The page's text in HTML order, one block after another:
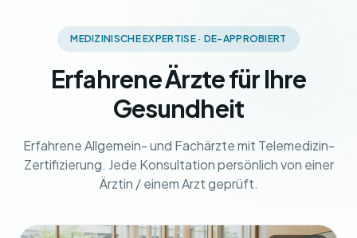
MEDIZINISCHE EXPERTISE · DE-APPROBIERT
Erfahrene Ärzte für Ihre
Gesundheit
Erfahrene Allgemein- und Fachärzte mit Telemedizin-
Zertifizierung. Jede Konsultation persönlich von einer
Ärztin / einem Arzt geprüft.